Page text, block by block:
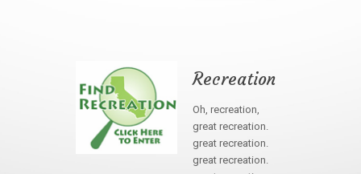
Recreation
Oh, recreation,
great recreation.
great recreation.
great recreation.